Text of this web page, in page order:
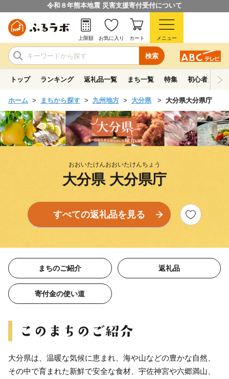
令和８年熊本地震 災害支援寄付受付について
検索
上限額 お気に入り カート メニュー
トップ ランキング 返礼品一覧 まち一覧 特集 初心者ガイド
ホーム まちから探す 九州地方 大分県 大分県大分県庁
おおいたけんおおいたけんちょう
大分県 大分県庁
すべての返礼品を見る
まちのご紹介 返礼品
寄付金の使い道
大分県は、温暖な気候に恵まれ、海や山などの豊かな自然、
その中で育まれた新鮮で安全な食材、宇佐神宮や六郷満山、